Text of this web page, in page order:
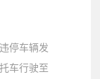
停车辆发
车行驶至